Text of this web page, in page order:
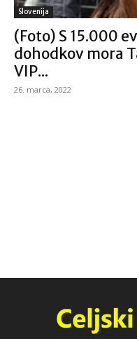
Slovenija
(Foto) S 15.000
dohodkov mora
VIP...
26. marca, 2022